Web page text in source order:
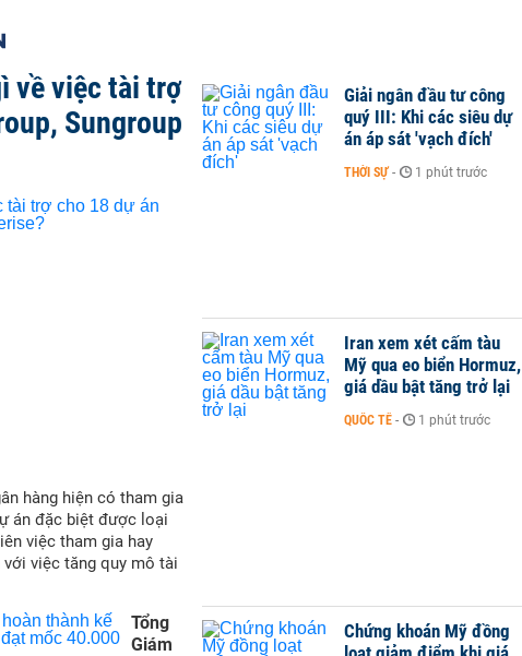
về việc tài trợ
Sungroup
hàng hiện có tham gia
án đặc biệt được loại
việc tham gia hay
việc tăng quy mô tài
Tổng
Giám
Giải ngân đầu tư công
quý III: Khi các siêu dự
án áp sát 'vạch đích'
THỜI SỰ - 1 phút trước
Iran xem xét cấm tàu
Mỹ qua eo biển Hormuz,
giá dầu bật tăng trở lại
QUỐC TẾ - 1 phút trước
Chứng khoán Mỹ đồng